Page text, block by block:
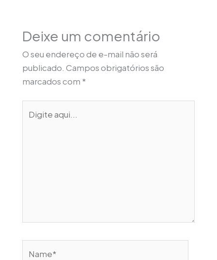
Deixe um comentário
O seu endereço de e-mail não será
publicado. Campos obrigatórios são
marcados com *
aqui...